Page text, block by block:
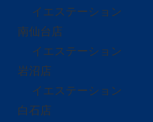
イエステーション
南仙台店
イエステーション
岩沼店
イエステーション
白石店